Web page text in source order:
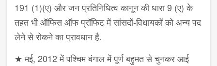
191 (1)(ए) और जन प्रतिनिधित्व कानून की धारा 9 (ए) के
तहत भी ऑफिस ऑफ प्रॉफिट में सांसदों-विधायकों को अन्य पद
लेने से रोकने का प्रावधान है.
★ मई, 2012 में पश्चिम बंगाल में पूर्ण बहुमत से चुनकर आई